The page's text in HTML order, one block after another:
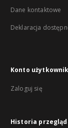
Dane kontaktowe
Deklaracja
Konto
Zaloguj się
Historia